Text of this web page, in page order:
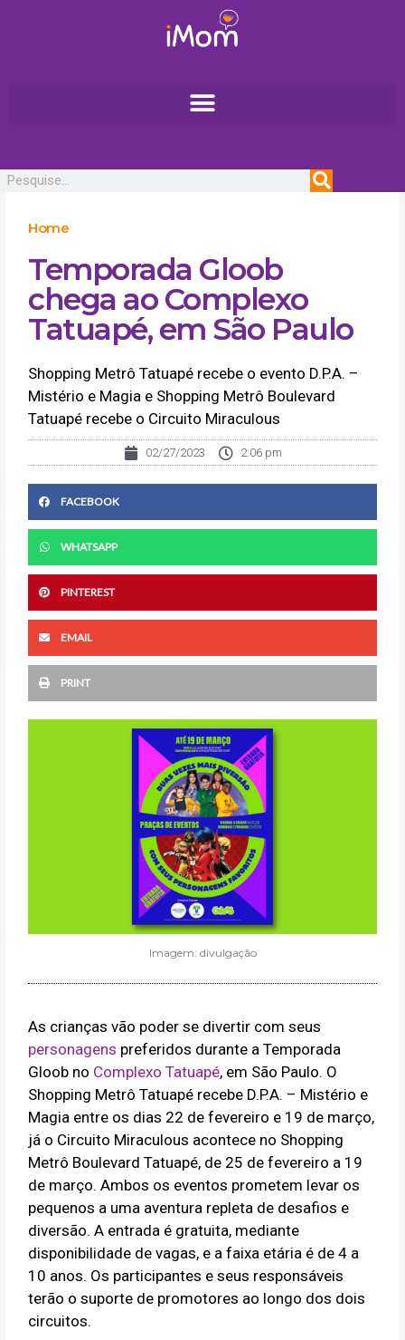
Home
Temporada Gloob
chega ao Complexo
Tatuapé, em São Paulo
Shopping Metrô Tatuapé recebe o evento D.P.A. –
Mistério e Magia e Shopping Metrô Boulevard
Tatuapé recebe o Circuito Miraculous
02/27/2023 2:06 pm
FACEBOOK
WHATSAPP
PINTEREST
EMAIL
PRINT
Imagem: divulgação
As crianças vão poder se divertir com seus
personagens preferidos durante a Temporada
Gloob no Complexo Tatuapé, em São Paulo. O
Shopping Metrô Tatuapé recebe D.P.A. – Mistério e
Magia entre os dias 22 de fevereiro e 19 de março,
já o Circuito Miraculous acontece no Shopping
Metrô Boulevard Tatuapé, de 25 de fevereiro a 19
de março. Ambos os eventos prometem levar os
pequenos a uma aventura repleta de desafios e
diversão. A entrada é gratuita, mediante
disponibilidade de vagas, e a faixa etária é de 4 a
10 anos. Os participantes e seus responsáveis
terão o suporte de promotores ao longo dos dois
circuitos.